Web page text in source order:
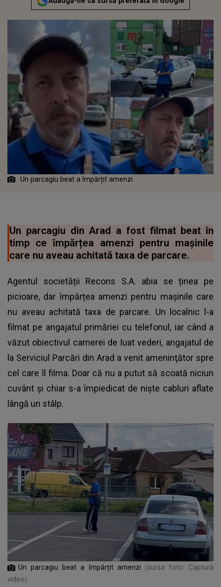
Un parcagiu beat a împărțit amenzi
Un parcagiu din Arad a fost filmat beat în
timp ce împărțea amenzi pentru mașinile
care nu aveau achitată taxa de parcare.
Agentul societății Recons S.A. abia se ținea pe
picioare, dar împărțea amenzi pentru mașinile care
nu aveau achitată taxa de parcare. Un localnic l-a
filmat pe angajatul primăriei cu telefonul, iar când a
văzut obiectivul camerei de luat vederi, angajatul de
la Serviciul Parcări din Arad a venit ameninţător spre
cel care îl filma. Doar că nu a putut să scoată niciun
cuvânt și chiar s-a împiedicat de nişte cabluri aflate
lângă un stâlp.
Un parcagiu beat a împărțit amenzi
(sursa foto: Captură
video)